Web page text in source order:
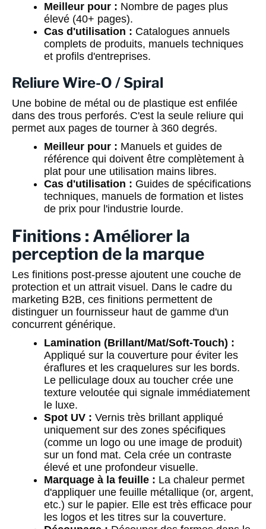
Meilleur pour : Nombre de pages plus
élevé (40+ pages).
Cas d'utilisation : Catalogues annuels
complets de produits, manuels techniques
et profils d'entreprises.
Reliure Wire-O / Spiral
Une bobine de métal ou de plastique est enfilée
dans des trous perforés. C'est la seule reliure qui
permet aux pages de tourner à 360 degrés.
Meilleur pour : Manuels et guides de
référence qui doivent être complètement à
plat pour une utilisation mains libres.
Cas d'utilisation : Guides de spécifications
techniques, manuels de formation et listes
de prix pour l'industrie lourde.
Finitions : Améliorer la
perception de la marque
Les finitions post-presse ajoutent une couche de
protection et un attrait visuel. Dans le cadre du
marketing B2B, ces finitions permettent de
distinguer un fournisseur haut de gamme d'un
concurrent générique.
Lamination (Brillant/Mat/Soft-Touch) :
Appliqué sur la couverture pour éviter les
éraflures et les craquelures sur les bords.
Le pelliculage doux au toucher crée une
texture veloutée qui signale immédiatement
le luxe.
Spot UV : Vernis très brillant appliqué
uniquement sur des zones spécifiques
(comme un logo ou une image de produit)
sur un fond mat. Cela crée un contraste
élevé et une profondeur visuelle.
Marquage à la feuille : La chaleur permet
d'appliquer une feuille métallique (or, argent,
etc.) sur le papier. Elle est très efficace pour
les logos et les titres sur la couverture.